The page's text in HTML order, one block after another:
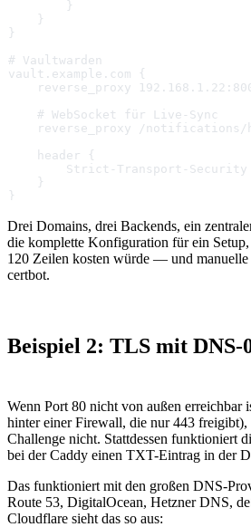
        }
    }
}
# Vaultwarden
vault.example.com {
reverse_proxy
    # WebSocket für Live-Sync
reverse_proxy /
    header {
Strict-Transport-
    }
}
Drei Domains, drei Backends, ein
die komplette Konfiguration für ein
120 Zeilen kosten würde — und
certbot.
Beispiel 2: TLS mit DNS-
Wenn Port 80 nicht von außen erreichbar
hinter einer Firewall, die nur 443
Challenge nicht. Stattdessen funktioniert
bei der Caddy einen TXT-Eintrag in der
Das funktioniert mit den großen DNS-
Route 53, DigitalOcean, Hetzner DNS,
Cloudflare sieht das so aus: